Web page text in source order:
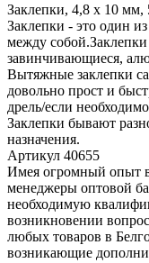
Заклепки, 4,8 х 10
Заклепки - это один
между
завинчивающиеся,
Вытяжные заклепки
довольно прост и
дрель/если
Заклепки бывают
назначения.
Артикул 40655
Имея огромный опыт
менеджеры оптовой
необходимую
возникновении
любых товаров в
возникающие